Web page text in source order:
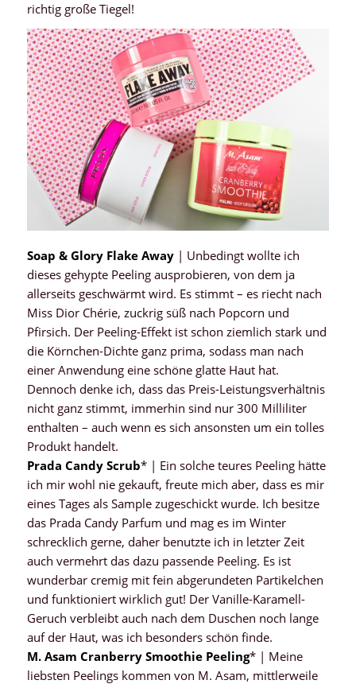
richtig große Tiegel!
Soap & Glory Flake Away| Unbedingt wollte ich
dieses gehypte Peeling ausprobieren, von dem ja
allerseits geschwärmt wird. Es stimmt – es riecht nach
Miss Dior Chérie, zuckrig süß nach Popcorn und
Pfirsich. Der Peeling-Effekt ist schon ziemlich stark und
die Körnchen-Dichte ganz prima, sodass man nach
einer Anwendung eine schöne glatte Haut hat.
Dennoch denke ich, dass das Preis-Leistungsverhältnis
nicht ganz stimmt, immerhin sind nur 300 Milliliter
enthalten – auch wenn es sich ansonsten um ein tolles
Produkt handelt.
Prada Candy Scrub* | Ein solche teures Peeling hätte
ich mir wohl nie gekauft, freute mich aber, dass es mir
eines Tages als Sample zugeschickt wurde. Ich besitze
das Prada Candy Parfum und mag es im Winter
schrecklich gerne, daher benutzte ich in letzter Zeit
auch vermehrt das dazu passende Peeling. Es ist
wunderbar cremig mit fein abgerundeten Partikelchen
und funktioniert wirklich gut! Der Vanille-Karamell-
Geruch verbleibt auch nach dem Duschen noch lange
auf der Haut, was ich besonders schön finde.
M. Asam Cranberry Smoothie Peeling* | Meine
liebsten Peelings kommen von M. Asam, mittlerweile